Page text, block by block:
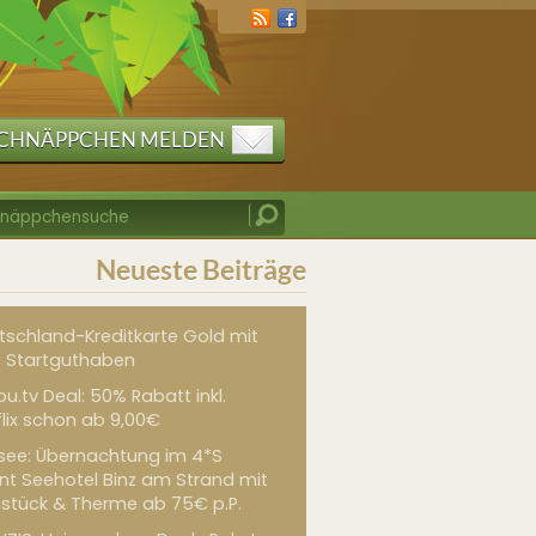
MELDEN
Neueste Beiträge
Kreditkarte Gold mit
Startguthaben
Deal: 50% Rabatt inkl.
schon ab 9,00€
Übernachtung im 4*S
Seehotel Binz am Strand mit
& Therme ab 75€ p.P.